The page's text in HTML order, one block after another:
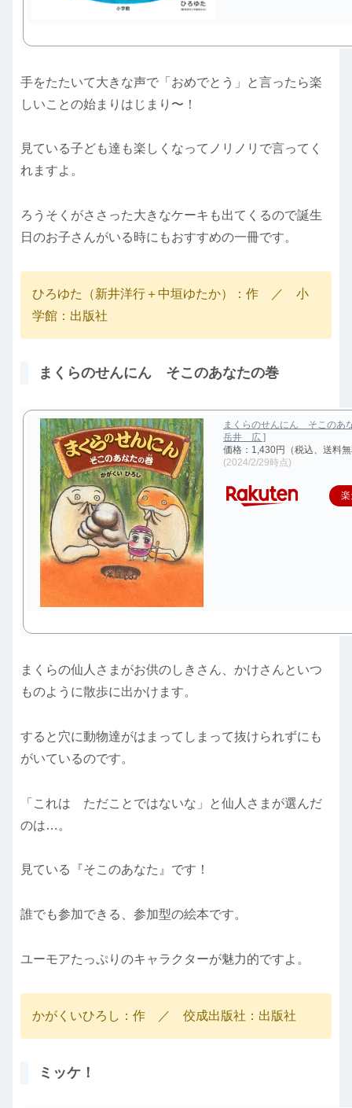
手をたたいて大きな声で「おめでとう」と言ったら楽
しいことの始まりはじまり〜！
見ている子ども達も楽しくなってノリノリで言ってく
れますよ。
ろうそくがささった大きなケーキも出てくるので誕生
日のお子さんがいる時にもおすすめの一冊です。
ひろゆた（新井洋行＋中垣ゆたか）：作 ／ 小
学館：出版社
まくらのせんにん そこのあなたの巻
まくらのせんにん そこのあ
岳井 広 ]
価格：1,430円（税込、送料
(2024/2/29時点)
まくらの仙人さまがお供のしきさん、かけさんといつ
ものように散歩に出かけます。
すると穴に動物達がはまってしまって抜けられずにも
がいているのです。
「これは ただことではないな」と仙人さまが選んだ
のは…。
見ている『そこのあなた』です！
誰でも参加できる、参加型の絵本です。
ユーモアたっぷりのキャラクターが魅力的ですよ。
かがくいひろし：作 ／ 佼成出版社：出版社
ミッケ！